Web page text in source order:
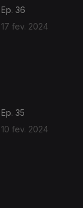
Ep. 36
17 fev. 2024
Ep. 35
10 fev. 2024